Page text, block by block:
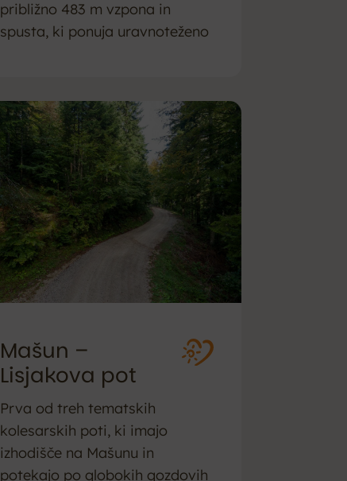
približno 483 m vzpona in
spusta, ki ponuja uravnoteženo
Mašun –
Lisjakova pot
Prva od treh tematskih
kolesarskih poti, ki imajo
izhodišče na Mašunu in
potekajo po globokih gozdovih